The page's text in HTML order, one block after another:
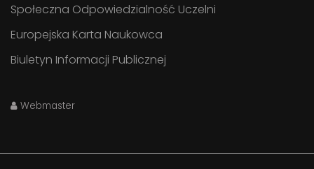
Społeczna Odpowiedzialność Uczelni
Europejska Karta Naukowca
Biuletyn Informacji Publicznej
Webmaster